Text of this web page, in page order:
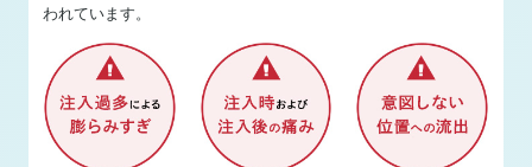
われています。